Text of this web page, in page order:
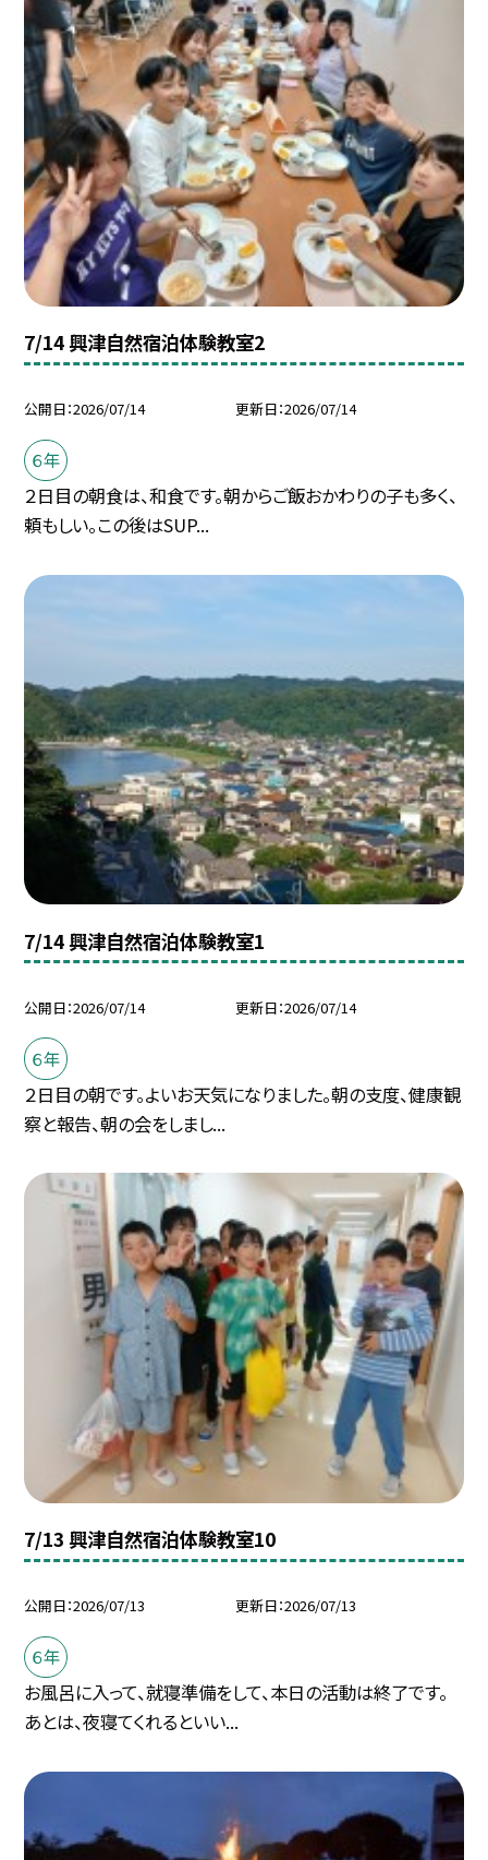
7/14 興津自然宿泊体験教室2
公開日 2026/07/14 更新日 2026/07/14
６年
２日目の朝食は、和食です。朝からご飯おかわりの子も多く、
頼もしい。この後はSUP...
7/14 興津自然宿泊体験教室1
公開日 2026/07/14 更新日 2026/07/14
６年
２日目の朝です。よいお天気になりました。朝の支度、健康観
察と報告、朝の会をしまし...
7/13 興津自然宿泊体験教室10
公開日 2026/07/13 更新日 2026/07/13
６年
お風呂に入って、就寝準備をして、本日の活動は終了です。
あとは、夜寝てくれるといい...